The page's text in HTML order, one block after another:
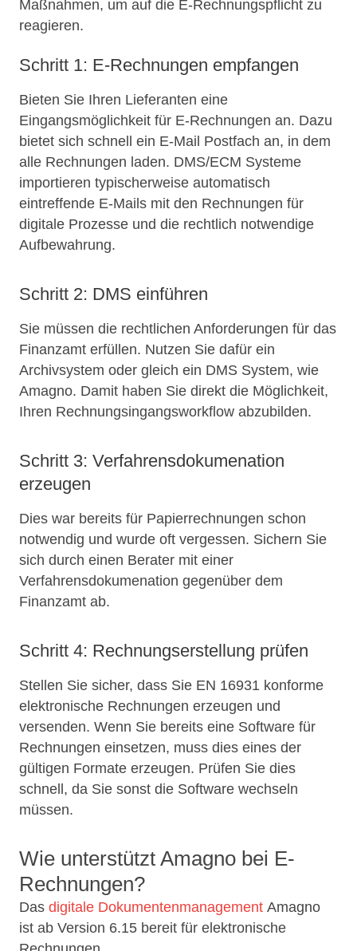
Maßnahmen, um auf die E-Rechnungspflicht zu
reagieren.
Schritt 1: E-Rechnungen empfangen
Bieten Sie Ihren Lieferanten eine
Eingangsmöglichkeit für E-Rechnungen an. Dazu
bietet sich schnell ein E-Mail Postfach an, in dem
alle Rechnungen laden. DMS/ECM Systeme
importieren typischerweise automatisch
eintreffende E-Mails mit den Rechnungen für
digitale Prozesse und die rechtlich notwendige
Aufbewahrung.
Schritt 2: DMS einführen
Sie müssen die rechtlichen Anforderungen für das
Finanzamt erfüllen. Nutzen Sie dafür ein
Archivsystem oder gleich ein DMS System, wie
Amagno. Damit haben Sie direkt die Möglichkeit,
Ihren Rechnungsingangsworkflow abzubilden.
Schritt 3: Verfahrensdokumenation
erzeugen
Dies war bereits für Papierrechnungen schon
notwendig und wurde oft vergessen. Sichern Sie
sich durch einen Berater mit einer
Verfahrensdokumenation gegenüber dem
Finanzamt ab.
Schritt 4: Rechnungserstellung prüfen
Stellen Sie sicher, dass Sie EN 16931 konforme
elektronische Rechnungen erzeugen und
versenden. Wenn Sie bereits eine Software für
Rechnungen einsetzen, muss dies eines der
gültigen Formate erzeugen. Prüfen Sie dies
schnell, da Sie sonst die Software wechseln
müssen.
Wie unterstützt Amagno bei E-
Rechnungen?
Das digitale Dokumentenmanagement Amagno
ist ab Version 6.15 bereit für elektronische